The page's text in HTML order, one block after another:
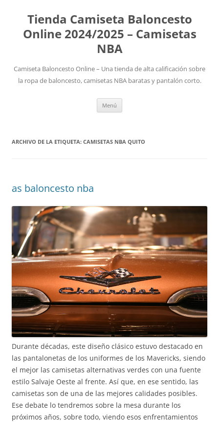
Tienda Camiseta Baloncesto
Online 2024/2025 – Camisetas
NBA
Camiseta Baloncesto Online – Una tienda de alta calificación sobre
la ropa de baloncesto, camisetas NBA baratas y pantalón corto.
Menú
ARCHIVO DE LA ETIQUETA: CAMISETAS NBA QUITO
as baloncesto nba
Durante décadas, este diseño clásico estuvo destacado en
las pantalonetas de los uniformes de los Mavericks, siendo
el mejor las camisetas alternativas verdes con una fuente
estilo Salvaje Oeste al frente. Así que, en ese sentido, las
camisetas son de una de las mejores calidades posibles.
Ese debate lo tendremos sobre la mesa durante los
próximos años, sobre todo, viendo esos enfrentamientos